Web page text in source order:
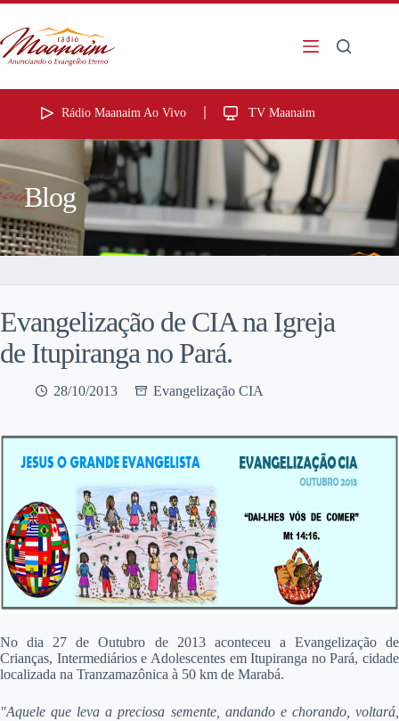
Rádio Maanaim Ao Vivo TV Maanaim
Blog
Evangelização de CIA na Igreja
de Itupiranga no Pará.
28/10/2013 Evangelização CIA
No dia 27 de Outubro de 2013 aconteceu a Evangelização de
Crianças, Intermediários e Adolescentes em Itupiranga no Pará, cidade
localizada na Tranzamazônica à 50 km de Marabá.
"Aquele que leva a preciosa semente, andando e chorando, voltará,